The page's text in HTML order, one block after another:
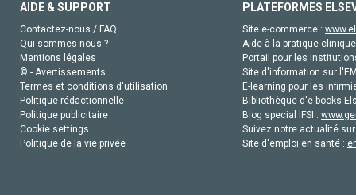
AIDE & SUPPORT
Contactez-nous / FAQ
Qui sommes-nous ?
Mentions légales
© - Avertissements
Termes et conditions d'utilisation
Politique rédactionnelle
Politique publicitaire
Cookie settings
Politique de la vie privée
PLATEFORMES
Site e-commerce :
Aide à la pratique
Portail pour les
Site d'information sur
E-learning pour les
Bibliothèque d'e-books
Blog special IFSI :
Suivez notre actualité
Site d'emploi en santé :